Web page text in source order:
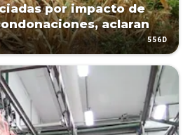
por impacto de
aclaran
556D